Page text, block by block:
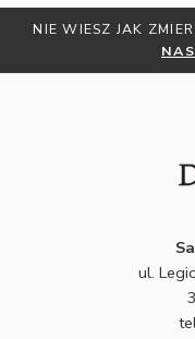
NIE WIESZ JAK
ul.